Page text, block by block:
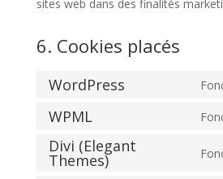
sites web dans des finalités
6. Cookies placés
WordPress
WPML
Divi (Elegant
Themes)